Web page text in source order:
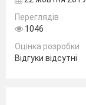
Переглядів
1046
Оцінка розробки
Відгуки відсутні